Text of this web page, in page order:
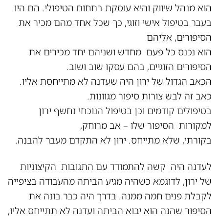
הוא מנהל שיווק והיא עוסקת בתחום הטיפולי. הם היו
בעבר בטיפול אישי וזוגי, כך שכל אחד מהם מכיר את
הסיפורים, אליהם
הוא נכנס כל פעם מחדש ושניהם יחד מכירים את
הסיפורים הזוגיים, בהם עסקו שוב ושוב.
הכאב הגדול של ירון היה שעדנה לא מתייחסת אליו.
כאב זה לבש צורות סיפור מגוונות.
בטיפולים קודמים וכן בטיפול הנוכחי נחשף ירון
למקורות הסיפור שלו – אב מרוחק,
בקורתי, שלא מתייחס. ירון לא התקדם מעבר להבנה.
לעדנה היה קשה להתמודד עם התגובות הקיצוניות
של ירון, לדוגמא כשהיה מגיע הביתה מהעבודה בציפייה
לקבלת פנים חמה ממנה. בדרך היה כבר בונה את
הסיפור שהנה הוא יבוא הביתה ועדנה לא תתייחס אליו,